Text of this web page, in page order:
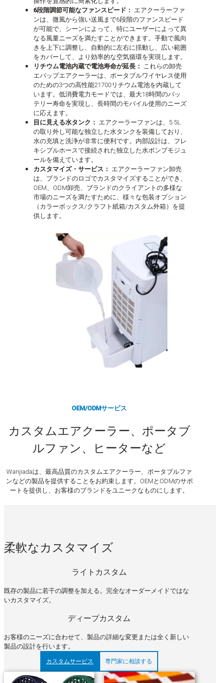
6段階調節可能なファンスピード： エアクーラーファ
ンは、微風から強い送風まで6段階のファンスピード
が可能で、シーンによって、特にユーザーによって異
なる風量ニーズを満たすことができます。手動で風向
きを上下に調整し、自動的に左右に揺動し、広い範囲
をカバーして、より効率的な空気循環を実現します。
リチウム電池内蔵で電池寿命が延長： これらの卸売
エバップエアクーラーは、ポータブルワイヤレス使用
のための3つの高性能21700リチウム電池を内蔵して
います。低消費電力モードでは、最大18時間のバッ
テリー寿命を実現し、長時間のモバイル使用のニーズ
に応えます。
目に見える水タンク： エアクーラーファンは、5.5L
の取り外し可能な独立した水タンクを装備しており、
水の充填と洗浄が非常に便利です。内部設計は、フレ
キシブルホースで接続された独立した水ポンプモジュ
ールを備えています。
カスタマイズ・サービス： エアクーラーファン卸売
は、ブランドのロゴでカスタマイズすることができ、
OEM、ODM卸売、ブランドのクライアントの多様な
市場のニーズを満たすために、様々な包装オプション
（カラーボックス/クラフト紙箱/カスタム外箱）を提
供します。
OEM/ODMサービス
カスタムエアクーラー、ポータブ
ルファン、ヒーターなど
Wanjiadaは、最高品質のカスタムエアクーラー、ポータブルファ
ンなどの製品を提供することをお約束します。OEMとODMのサポ
ートを提供し、お客様のブランドをユニークなものにします。
柔軟なカスタマイズ
ライトカスタム
既存の製品に若干の調整を加える。完全なオーダーメイドではな
いカスタマイズ。
ディープカスタム
お客様のニーズに合わせて、製品の詳細な変更または全く新しい
製品の設計を行います。
カスタムサービス 専門家に相談する